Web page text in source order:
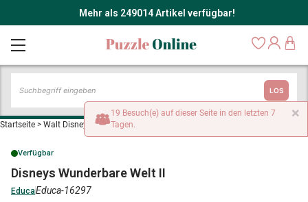
Mehr als 249014 Artikel verfügbar!
LOS
Startseite > Walt Disney Puzzles >Disneys Wunderbare Welt II
Verfügbar
Disneys Wunderbare Welt II
EducaEduca-16297
×
19 Besuch(e) auf dieser Seite in den letzten 7
Tagen.